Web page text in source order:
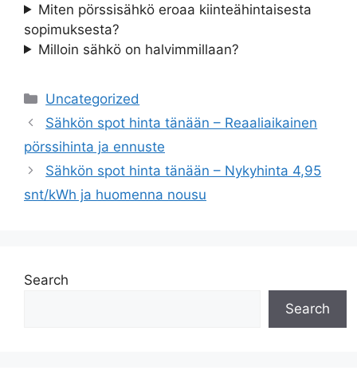
Miten pörssisähkö eroaa kiinteähintaisesta
sopimuksesta?
Milloin sähkö on halvimmillaan?
Categories
Uncategorized
Sähkön spot hinta tänään – Reaaliaikainen
pörssihinta ja ennuste
Sähkön spot hinta tänään – Nykyhinta 4,95
snt/kWh ja huomenna nousu
Search
Search